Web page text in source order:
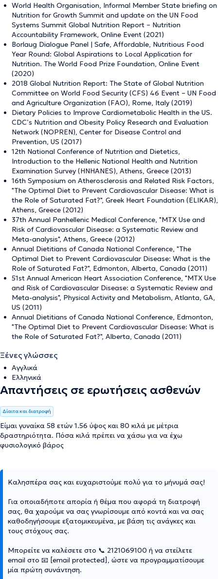
World Health Organisation, Informal Member State briefing on
Nutrition for Growth Summit and update on the UN Food
Systems Summit Global Nutrition Report – Nutrition
Accountability Framework, Online Event (2021)
Borlaug Dialogue Panel | Safe, Affordable, Nutritious Food
Year Round: Global Aspirations to Local Application for
Nutrition. The World Food Prize Foundation, Online Event
(2020)
2018 Global Nutrition Report: The State of Global Nutrition
Committee on World Food Security (CFS) 46 Event – UN Food
and Agriculture Organization (FAO), Rome, Italy (2019)
Dietary Policies to Improve Cardiometabolic Health in the US.
CDC’s Nutrition and Obesity Policy Research and Evaluation
Network (NOPREN), Center for Disease Control and
Prevention, US (2017)
12th National Conference of Nutrition and Dietetics,
Introduction to the Hellenic National Health and Nutrition
Examination Survey (HNHANES), Athens, Greece (2013)
16th Symposium on Atherosclerosis and Related Risk Factors,
"The Optimal Diet to Prevent Cardiovascular Disease: What is
the Role of Saturated Fat?", Greek Heart Foundation (ELIKAR),
Athens, Greece (2012)
37th Annual Panhellenic Medical Conference, "MTX Use and
Risk of Cardiovascular Disease: a Systematic Review and
Meta-analysis", Athens, Greece (2012)
Annual Dietitians of Canada National Conference, "The
Optimal Diet to Prevent Cardiovascular Disease: What is the
Role of Saturated Fat?", Edmonton, Alberta, Canada (2011)
51st Annual American Heart Association Conference, "MTX Use
and Risk of Cardiovascular Disease: a Systematic Review and
Meta-analysis", Physical Activity and Metabolism, Atlanta, GA,
US (2011)
Annual Dietitians of Canada National Conference, Edmonton,
"The Optimal Diet to Prevent Cardiovascular Disease: What is
the Role of Saturated Fat?", Alberta, Canada (2011)
Ξένες γλώσσες
Αγγλικά
Ελληνικά
Απαντήσεις σε ερωτήσεις ασθενών
Δίαιτα και διατροφή
Είμαι γυναίκα 58 ετών 1.56 ύψος και 80 κιλά με μέτρια
δραστηριότητα. Πόσα κιλά πρέπει να χάσω για να έχω
φυσιολογικό βάρος
Καλησπέρα σας και ευχαριστούμε πολύ για το μήνυμά σας!
Για οποιαδήποτε απορία ή θέμα που αφορά τη διατροφή
σας, θα χαρούμε να σας γνωρίσουμε από κοντά και να σας
καθοδηγήσουμε εξατομικευμένα, με βάση τις ανάγκες και
τους στόχους σας.
Μπορείτε να καλέσετε στο 📞 2121069100 ή να στείλετε
email στο 📧 [email protected] , ώστε να προγραμματίσουμε
μία πρώτη συνάντηση.